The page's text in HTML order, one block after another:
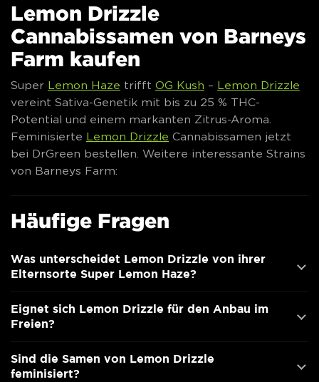
Lemon Drizzle
Cannabissamen von Barneys
Farm kaufen
Super Lemon Haze trifft OG Kush – Lemon Drizzle
vereint Sativa-Genetik mit bis zu 25 % THC-
Potential und einem markanten Zitrus-Aroma.
Feminisierte Lemon Drizzle Cannabissamen jetzt
bei DrGreen bestellen. Weitere interessante Strains
von Barneys Farm:
Häufige Fragen
Was unterscheidet Lemon Drizzle von ihrer
Elternsorte Super Lemon Haze?
Eignet sich Lemon Drizzle für den Anbau im
Freien?
Sind die Samen von Lemon Drizzle
feminisiert?